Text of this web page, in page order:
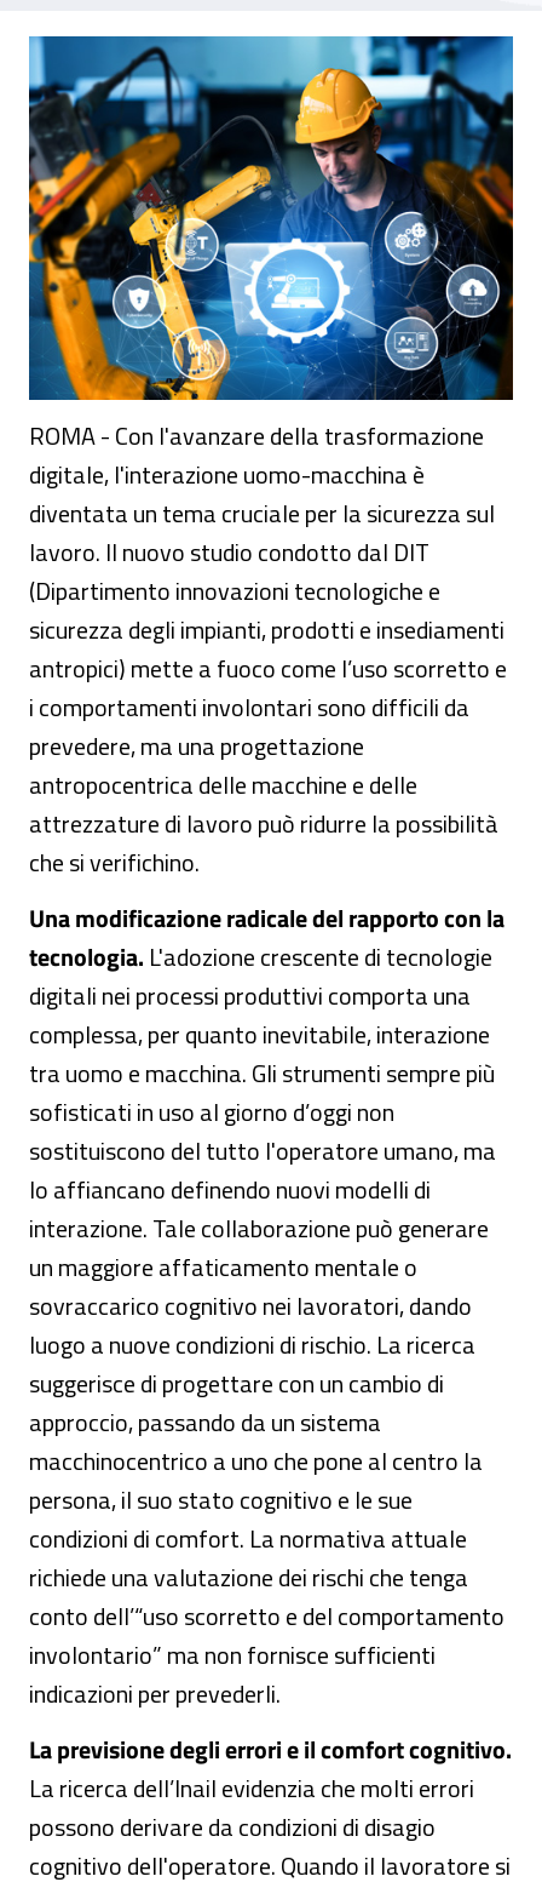
Interazione uomo-macchina: è
ROMA - Con l'avanzare della trasformazione
digitale, l'interazione uomo-macchina è
diventata un tema cruciale per la sicurezza sul
lavoro. Il nuovo studio condotto dal DIT
(Dipartimento innovazioni tecnologiche e
sicurezza degli impianti, prodotti e insediamenti
antropici) mette a fuoco come l’uso scorretto e
i comportamenti involontari sono difficili da
prevedere, ma una progettazione
antropocentrica delle macchine e delle
attrezzature di lavoro può ridurre la possibilità
che si verifichino.
Una modificazione radicale del rapporto con la
tecnologia. L'adozione crescente di tecnologie
digitali nei processi produttivi comporta una
complessa, per quanto inevitabile, interazione
tra uomo e macchina. Gli strumenti sempre più
sofisticati in uso al giorno d’oggi non
sostituiscono del tutto l'operatore umano, ma
lo affiancano definendo nuovi modelli di
interazione. Tale collaborazione può generare
un maggiore affaticamento mentale o
sovraccarico cognitivo nei lavoratori, dando
luogo a nuove condizioni di rischio. La ricerca
suggerisce di progettare con un cambio di
approccio, passando da un sistema
macchinocentrico a uno che pone al centro la
persona, il suo stato cognitivo e le sue
condizioni di comfort. La normativa attuale
richiede una valutazione dei rischi che tenga
conto dell’“uso scorretto e del comportamento
involontario” ma non fornisce sufficienti
indicazioni per prevederli.
La previsione degli errori e il comfort cognitivo.
La ricerca dell’Inail evidenzia che molti errori
possono derivare da condizioni di disagio
cognitivo dell'operatore. Quando il lavoratore si